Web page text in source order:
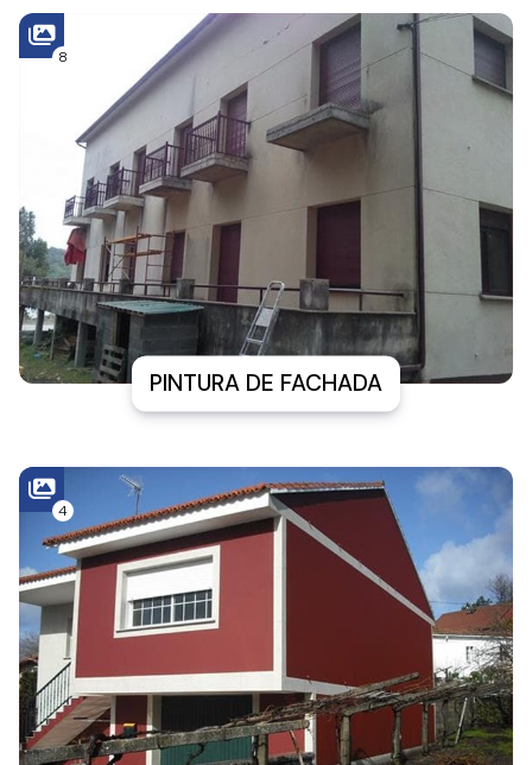
PINTURA DE FACHADA
8
4